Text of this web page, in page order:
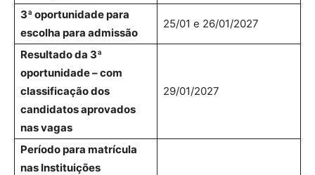
3ª oportunidade para
escolha para admissão
25/01 e 26/01/2027
Resultado da 3ª
oportunidade – com
classificação dos
candidatos aprovados
nas vagas
29/01/2027
Período para matrícula
nas Instituições